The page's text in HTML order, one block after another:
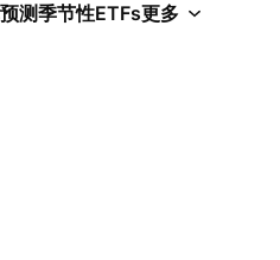
预测季节性ETFs更多